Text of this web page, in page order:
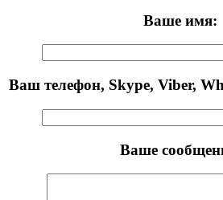
Ваше имя:
Ваш телефон, Skype, Viber,
Ваше